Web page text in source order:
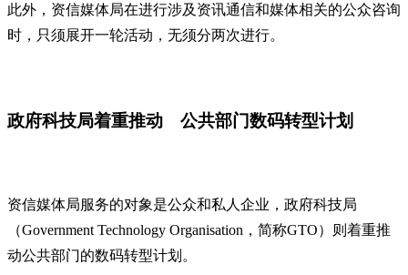
此外，资信媒体局在进行涉及资讯通信和媒体相关的公众咨询
时，只须展开一轮活动，无须分两次进行。
政府科技局着重推动 公共部门数码转型计划
资信媒体局服务的对象是公众和私人企业，政府科技局
（Government Technology Organisation，简称GTO）则着重推
动公共部门的数码转型计划。